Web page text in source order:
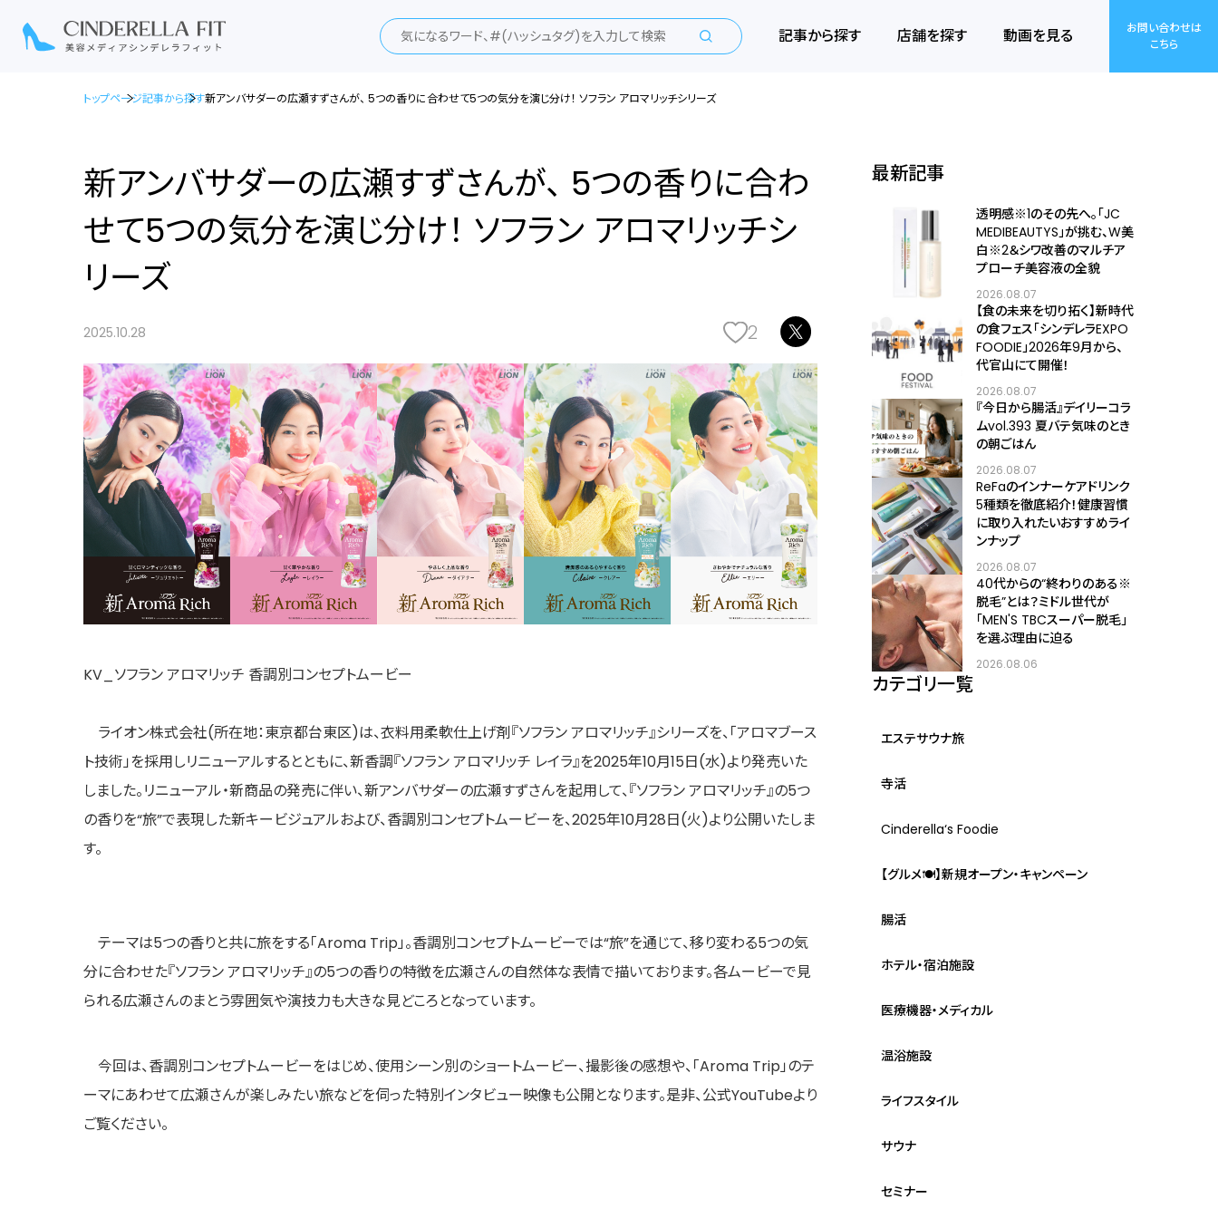
記事から探す 店舗を探す 動画を見る
お問い合わせは
こちら
トップページ記事から探す新アンバサダーの広瀬すずさんが、 5つの香りに合わせて5つの気分を演じ分け！ ソフラン アロマリッチシリーズ
新アンバサダーの広瀬すずさんが、 5つの香りに合わ
せて5つの気分を演じ分け！ ソフラン アロマリッチシ
リーズ
2025.10.28 2
KV_ソフラン アロマリッチ 香調別コンセプトムービー
ライオン株式会社(所在地：東京都台東区)は、衣料用柔軟仕上げ剤『ソフラン アロマリッチ』シリーズを、「アロマブース
ト技術」を採用しリニューアルするとともに、新香調『ソフラン アロマリッチ レイラ』を2025年10月15日(水)より発売いた
しました。リニューアル・新商品の発売に伴い、新アンバサダーの広瀬すずさんを起用して、『ソフラン アロマリッチ』の5つ
の香りを“旅”で表現した新キービジュアルおよび、香調別コンセプトムービーを、2025年10月28日(火)より公開いたしま
す。
テーマは5つの香りと共に旅をする「Aroma Trip」。香調別コンセプトムービーでは“旅”を通じて、移り変わる5つの気
分に合わせた『ソフラン アロマリッチ』の5つの香りの特徴を広瀬さんの自然体な表情で描いております。各ムービーで見
られる広瀬さんのまとう雰囲気や演技力も大きな見どころとなっています。
今回は、香調別コンセプトムービーをはじめ、使用シーン別のショートムービー、撮影後の感想や、「Aroma Trip」のテ
ーマにあわせて広瀬さんが楽しみたい旅などを伺った特別インタビュー映像も公開となります。是非、公式YouTubeより
ご覧ください。
最新記事
透明感※1のその先へ――。「JC
MEDIBEAUTYS」が挑む、W美
白※2＆シワ改善のマルチア
プローチ美容液の全貌
2026.08.07
【食の未来を切り拓く】新時代
の食フェス「シンデレラEXPO
FOODIE」2026年9月から、
代官山にて開催！
2026.08.07
『今日から腸活』デイリーコラ
ムvol.393 夏バテ気味のとき
の朝ごはん
2026.08.07
ReFaのインナーケアドリンク
5種類を徹底紹介！健康習慣
に取り入れたいおすすめライ
ンナップ
2026.08.07
40代からの“終わりのある※
脱毛”とは？ミドル世代が
「MEN'S TBCスーパー脱毛」
を選ぶ理由に迫る
2026.08.06
カテゴリ一覧
エステサウナ旅
寺活
Cinderella‘s Foodie
【グルメ🍽】新規オープン・キャンペーン
腸活
ホテル・宿泊施設
医療機器・メディカル
温浴施設
ライフスタイル
サウナ
セミナー